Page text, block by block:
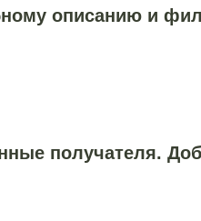
описанию и
получателя.